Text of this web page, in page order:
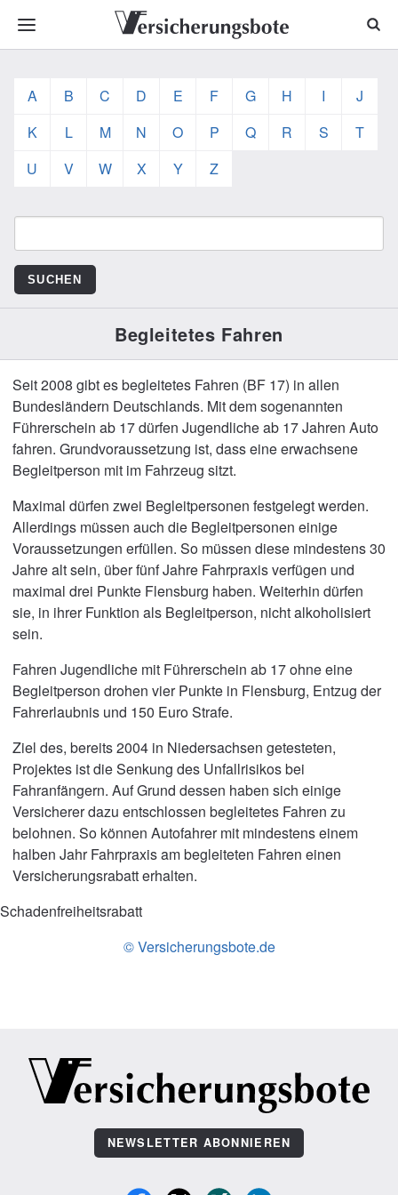
A B C D E F G H I
J
K
L M N O P Q R S
T
U
V W X Y Z
Begleitetes Fahren
Seit 2008 gibt es begleitetes Fahren (BF 17) in allen
Bundesländern Deutschlands. Mit dem sogenannten
Führerschein ab 17 dürfen Jugendliche ab 17 Jahren Auto
fahren. Grundvoraussetzung ist, dass eine erwachsene
Begleitperson mit im Fahrzeug sitzt.
Maximal dürfen zwei Begleitpersonen festgelegt werden.
Allerdings müssen auch die Begleitpersonen einige
Voraussetzungen erfüllen. So müssen diese mindestens 30
Jahre alt sein, über fünf Jahre Fahrpraxis verfügen und
maximal drei Punkte Flensburg haben. Weiterhin dürfen
sie, in ihrer Funktion als Begleitperson, nicht alkoholisiert
sein.
Fahren Jugendliche mit Führerschein ab 17 ohne eine
Begleitperson drohen vier Punkte in Flensburg, Entzug der
Fahrerlaubnis und 150 Euro Strafe.
Ziel des, bereits 2004 in Niedersachsen getesteten,
Projektes ist die Senkung des Unfallrisikos bei
Fahranfängern. Auf Grund dessen haben sich einige
Versicherer dazu entschlossen begleitetes Fahren zu
belohnen. So können Autofahrer mit mindestens einem
halben Jahr Fahrpraxis am begleiteten Fahren einen
Versicherungsrabatt erhalten.
Schadenfreiheitsrabatt
© Versicherungsbote.de
NEWSLETTER ABONNIEREN